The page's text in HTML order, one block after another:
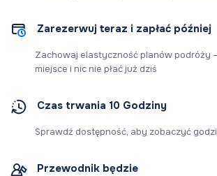
Zarezerwuj teraz i zapłać później
Zachowaj elastyczność planów podróży
miejsce i nic nie płać już dziś
Czas trwania 10 Godziny
Sprawdź dostępność, aby zobaczyć
Przewodnik będzie